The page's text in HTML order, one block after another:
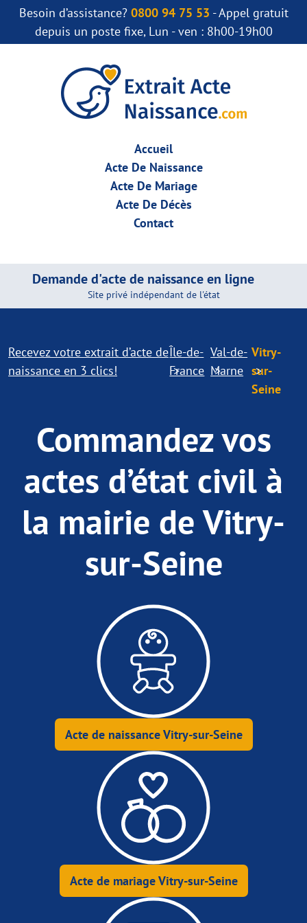
Besoin d’assistance? 0800 94 75 53 - Appel gratuit
depuis un poste fixe, Lun - ven : 8h00-19h00
Accueil
Acte De Naissance
Acte De Mariage
Acte De Décès
Contact
Demande d'acte de naissance en ligne
Site privé indépendant de l'état
Recevez votre extrait d’acte de
naissance en 3 clics!
Île-de-
France
Val-de-
Marne
Vitry-
sur-
Seine
Commandez vos
actes d’état civil à
la mairie de Vitry-
sur-Seine
Acte de naissance Vitry-sur-Seine
Acte de mariage Vitry-sur-Seine